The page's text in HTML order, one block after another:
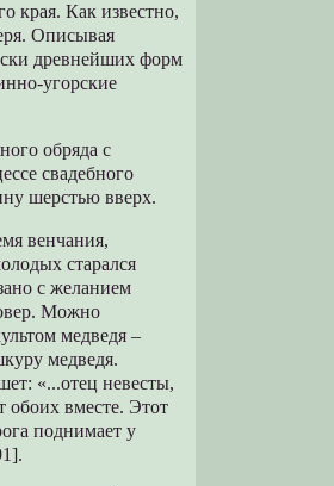
края. Как известно,
Описывая
древнейших форм
угорские
обряда с
свадебного
шерстью вверх.
венчания,
старался
с желанием
Можно
медведя –
медведя.
«...отец невесты,
обоих вместе. Этот
поднимает у